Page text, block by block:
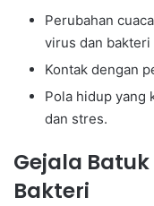
Perubahan
virus dan
Kontak dengan
Pola hidup yang
dan stres.
Gejala
Bakteri